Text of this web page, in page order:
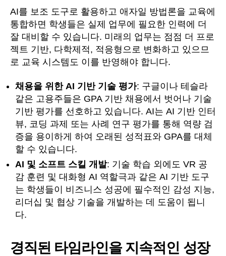
AI를 보조 도구로 활용하고 애자일 방법론을 교육에
통합하면 학생들은 실제 업무에 필요한 인력에 더
잘 대비할 수 있습니다. 미래의 업무는 점점 더 프로
젝트 기반, 다학제적, 적응형으로 변화하고 있으므
로 교육 시스템도 이를 반영해야 합니다.
채용을 위한 AI 기반 기술 평가: 구글이나 테슬라
같은 고용주들은 GPA 기반 채용에서 벗어나 기술
기반 평가를 선호하고 있습니다. AI는 AI 기반 인터
뷰, 코딩 과제 또는 사례 연구 평가를 통해 역량 검
증을 용이하게 하여 오래된 성적표와 GPA를 대체
할 수 있습니다.
AI 및 소프트 스킬 개발: 기술 학습 외에도 VR 공
감 훈련 및 대화형 AI 역할극과 같은 AI 기반 도구
는 학생들이 비즈니스 성공에 필수적인 감성 지능,
리더십 및 협상 기술을 개발하는 데 도움이 됩니
다.
경직된 타임라인을 지속적인 성장